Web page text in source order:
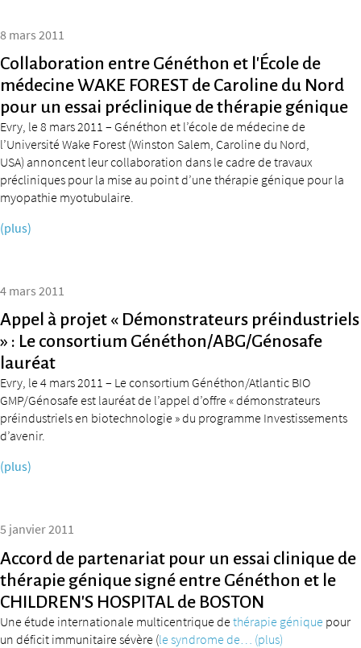
8 mars 2011
Collaboration entre Généthon et l’École de
médecine WAKE FOREST de Caroline du Nord
pour un essai préclinique de thérapie génique
Evry, le 8 mars 2011 – Généthon et l’école de médecine de
l’Université Wake Forest (Winston Salem, Caroline du Nord,
USA) annoncent leur collaboration dans le cadre de travaux
précliniques pour la mise au point d’une thérapie génique pour la
myopathie myotubulaire.
(plus)
4 mars 2011
Appel à projet « Démonstrateurs préindustriels
» : Le consortium Généthon/ABG/Génosafe
lauréat
Evry, le 4 mars 2011 – Le consortium Généthon/Atlantic BIO
GMP/Génosafe est lauréat de l’appel d’offre « démonstrateurs
préindustriels en biotechnologie » du programme Investissements
d’avenir.
(plus)
5 janvier 2011
Accord de partenariat pour un essai clinique de
thérapie génique signé entre Généthon et le
CHILDREN’S HOSPITAL de BOSTON
Une étude internationale multicentrique dethérapie génique pour
un déficit immunitaire sévère (le syndrome de… (plus)